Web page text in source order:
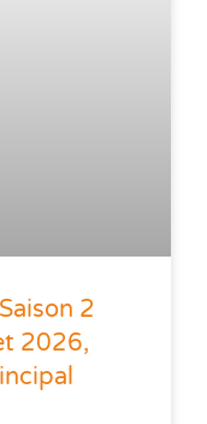
2
2026,